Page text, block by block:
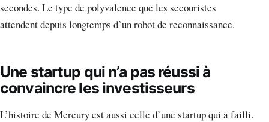
secondes. Le type de polyvalence que les secouristes
attendent depuis longtemps d’un robot de reconnaissance.
Une startup qui n’a pas réussi à
convaincre les investisseurs
L’histoire de Mercury est aussi celle d’une startup qui a failli.